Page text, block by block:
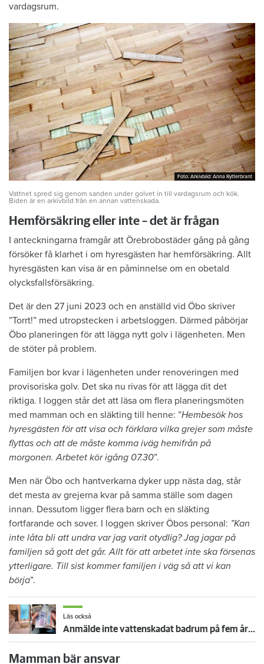
vardagsrum.
Foto: Arkivbild: Anna Rytterbrant
Foto: Arkivbild: Anna Rytterbrant
Vattnet spred sig genom sanden under golvet in till vardagsrum och kök.
Biden är en arkivbild från en annan vattenskada.
Hemförsäkring eller inte – det är frågan
I anteckningarna framgår att Örebrobostäder gång på gång
försöker få klarhet i om hyresgästen har hemförsäkring. Allt
hyresgästen kan visa är en påminnelse om en obetald
olycksfallsförsäkring.
Det är den 27 juni 2023 och en anställd vid Öbo skriver
”Torrt!” med utropstecken i arbetsloggen. Därmed påbörjar
Öbo planeringen för att lägga nytt golv i lägenheten. Men
de stöter på problem.
Familjen bor kvar i lägenheten under renoveringen med
provisoriska golv. Det ska nu rivas för att lägga dit det
riktiga. I loggen står det att läsa om flera planeringsmöten
med mamman och en släkting till henne: ”Hembesök hos
hyresgästen för att visa och förklara vilka grejer som måste
flyttas och att de måste komma iväg hemifrån på
morgonen. Arbetet kör igång 07.30”.
Men när Öbo och hantverkarna dyker upp nästa dag, står
det mesta av grejerna kvar på samma ställe som dagen
innan. Dessutom ligger flera barn och en släkting
fortfarande och sover. I loggen skriver Öbos personal: ”Kan
inte låta bli att undra var jag varit otydlig? Jag jagar på
familjen så gott det går. Allt för att arbetet inte ska försenas
ytterligare. Till sist kommer familjen i väg så att vi kan
börja”.
Läs också
Anmälde inte vattenskadat badrum på fem år – krävs på 125 000 kronor
Mamman bär ansvar